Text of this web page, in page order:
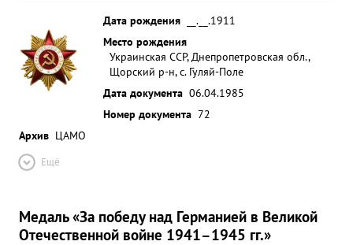
Дата рождения
__.__.1911
Место рождения
Украинская ССР, Днепропетровская обл.,
Щорский р-н, с. Гуляй-Поле
Дата документа 06.04.1985
Номер документа 72
Архив ЦАМО
Ещё
Медаль «За победу над Германией в Великой
Отечественной войне 1941–1945 гг.»